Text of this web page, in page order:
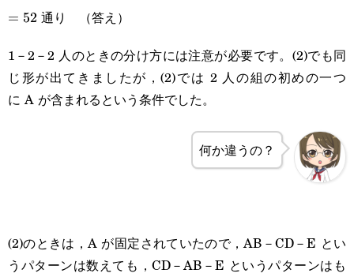
=52
= 52 通り （答え）
1－2－2 人のときの分け方には注意が必要です。(2)でも同
じ形が出てきましたが，(2)では 2 人の組の初めの一つ
に A が含まれるという条件でした。
何か違うの？
(2)のときは，A が固定されていたので，AB－CD－E とい
うパターンは数えても，CD－AB－E というパターンはも